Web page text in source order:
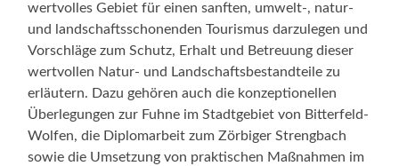
wertvolles Gebiet für einen sanften, umwelt-, natur-
und landschaftsschonenden Tourismus darzulegen und
Vorschläge zum Schutz, Erhalt und Betreuung dieser
wertvollen Natur- und Landschaftsbestandteile zu
erläutern. Dazu gehören auch die konzeptionellen
Überlegungen zur Fuhne im Stadtgebiet von Bitterfeld-
Wolfen, die Diplomarbeit zum Zörbiger Strengbach
sowie die Umsetzung von praktischen Maßnahmen im